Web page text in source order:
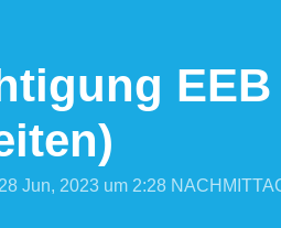
Jun, 2023 um 2:28